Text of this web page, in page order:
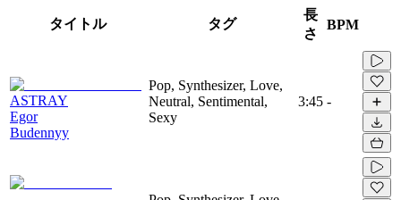
タイトル タグ
長
さ
BPM
ASTRAY
Egor
Budennyy
Pop, Synthesizer, Love,
Neutral, Sentimental,
Sexy
3:45 -